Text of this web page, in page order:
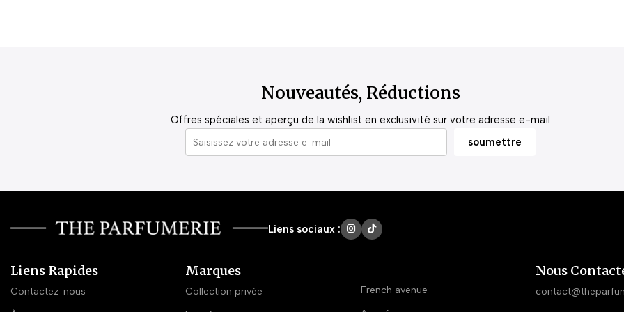
Nouveautés, Réductions
Offres spéciales et aperçu de la wishlist en exclusivité sur votre adresse e-mail
Liens sociaux :
Liens Rapides
Contactez-nous
Marques
Collection privée
French avenue
Nous